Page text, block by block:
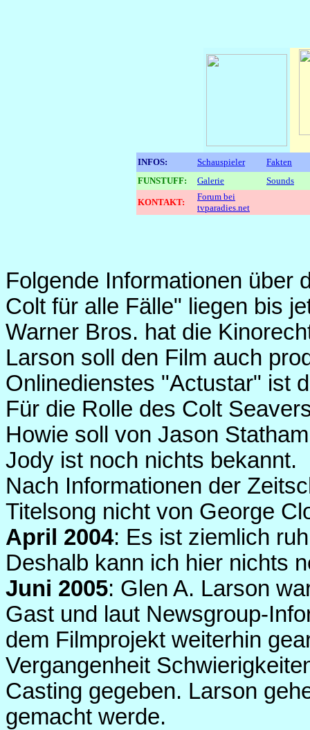
INFOS: Schauspieler
Fakten
FUNSTUFF:
Galerie Sounds
KONTAKT:
Forum bei
tvparadies.net
Folgende Informationen über
Colt für alle Fälle" liegen bis
Warner Bros. hat die
Larson soll den Film auch
Onlinedienstes "Actustar" ist
Für die Rolle des Colt
Howie soll von Jason
Jody ist noch nichts bekannt.
Nach Informationen der
Titelsong nicht von George
April 2004: Es ist ziemlich
Deshalb kann ich hier nichts
Juni 2005: Glen A. Larson
Gast und laut Newsgroup-
dem Filmprojekt weiterhin
Vergangenheit
Casting gegeben. Larson
gemacht werde.